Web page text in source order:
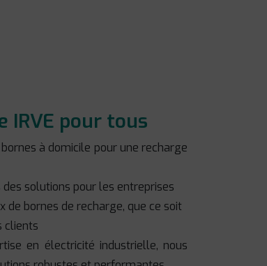
IRVE pour tous
à domicile pour une recharge
des solutions pour les entreprises
de bornes de recharge, que ce soit
clients
en électricité industrielle, nous